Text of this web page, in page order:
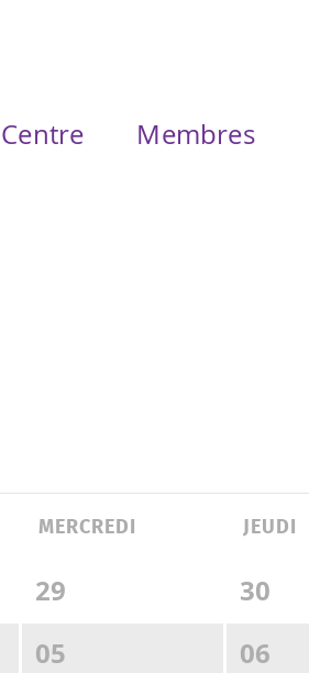
Membres
MERCREDI JEUDI
29 30
05 06